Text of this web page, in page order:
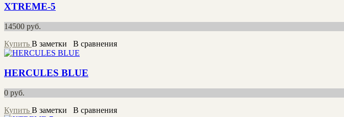
XTREME-5
14500 руб.
Купить В заметки В сравнения
HERCULES BLUE
0 руб.
Купить В заметки В сравнения